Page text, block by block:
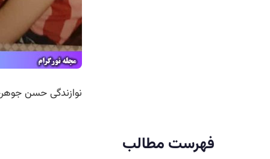
نوازندگی حسن
فهرست مطالب